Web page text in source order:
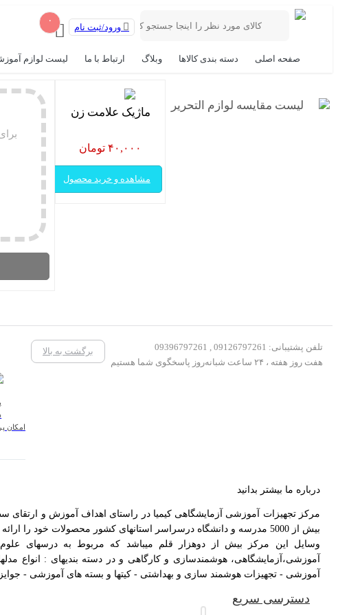
۰
ورود/ثبت نام
صفحه اصلی دسته بندی کالاها وبلاگ ارتباط با ما لیست لوازم
لیست مقایسه لوازم التحریر
ماژیک علامت زن
۴۰,۰۰۰ تومان
مشاهده و خرید محصول
تلفن پشتیبانی: 09126797261 , 09396797261
هفت روز هفته ، ۲۴ ساعت شبانه‌روز پاسخگوی شما هستیم
برگشت به بالا
امکان
درباره ما بیشتر بدانید
بیش از 5000 مدرسه و دانشگاه درسراسر استانهای کشور محصولات خود را ارائه دهد و همچنین بیش از ۱۰۰۰۰ دانش آموز و دانشجو و خانواده نیز از وسایل این مرکز بهره مند شدند.
وسایل این مرکز بیش از دوهزار قلم میباشد که مربوط به درسهای
آموزشی،آزمایشگاهی، هوشمندسازی و کارگاهی و در دسته بندیهای : انواع
آموزشی - تجهیزات هوشمند سازی و بهداشتی - کیتها و بسته های آموزشی - جوایز
دسترسی سریع